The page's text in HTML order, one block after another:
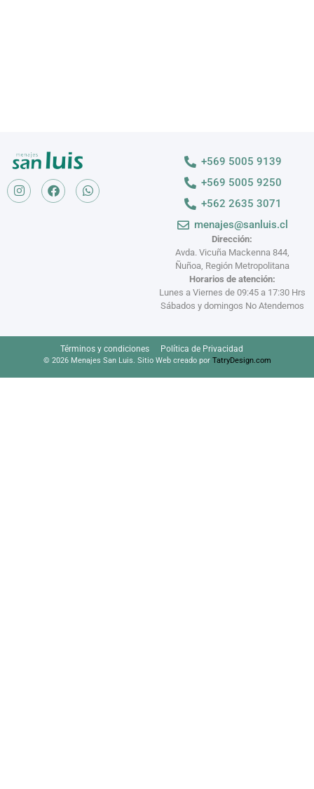
Dirección:
Avda. Vicuña Mackenna 844,
Ñuñoa, Región Metropolitana
Horarios de atención:
Lunes a Viernes de 09:45 a 17:30 Hrs
Sábados y domingos No Atendemos
+569 5005 9139
+569 5005 9250
+562 2635 3071
menajes@sanluis.cl
Términos y condiciones Política de Privacidad
© 2026 Menajes San Luis. Sitio Web creado por TatryDesign.com